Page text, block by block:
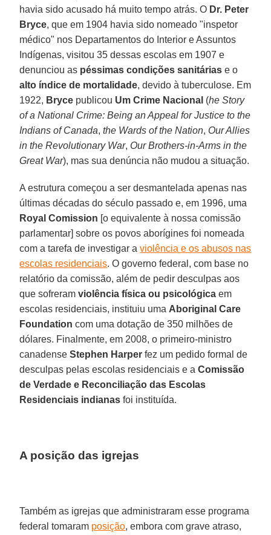
havia sido acusado há muito tempo atrás. O Dr. Peter
Bryce, que em 1904 havia sido nomeado "inspetor
médico" nos Departamentos do Interior e Assuntos
Indígenas, visitou 35 dessas escolas em 1907 e
denunciou as péssimas condições sanitárias e o
alto índice de mortalidade, devido à tuberculose. Em
1922, Bryce publicou Um Crime Nacional (he Story
of a National Crime: Being an Appeal for Justice to the
Indians of Canada,the Wards of the Nation, Our Allies
in the Revolutionary War, Our Brothers-in-Arms in the
Great War), mas sua denúncia não mudou a situação.
A estrutura começou a ser desmantelada apenas nas
últimas décadas do século passado e, em 1996, uma
Royal Comission [o equivalente à nossa comissão
parlamentar] sobre os povos aborígines foi nomeada
com a tarefa de investigar aviolência e os abusos nas
escolas residenciais. O governo federal, com base no
relatório da comissão, além de pedir desculpas aos
que sofreramviolência física ou psicológica em
escolas residenciais, instituiu uma Aboriginal Care
Foundation com uma dotação de 350 milhões de
dólares. Finalmente, em 2008, o primeiro-ministro
canadenseStephen Harper fez um pedido formal de
desculpas pelas escolas residenciais e aComissão
de Verdade e Reconciliação das Escolas
Residenciais indianas foi instituída.
A posição das igrejas
Também as igrejas que administraram esse programa
federal tomaram posição, embora com grave atraso,